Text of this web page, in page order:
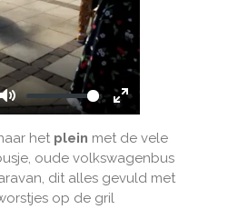
M
u
t
e
E
n
t
e
het plein met de vele
oude volkswagenbus
dit alles gevuld met
op de gril